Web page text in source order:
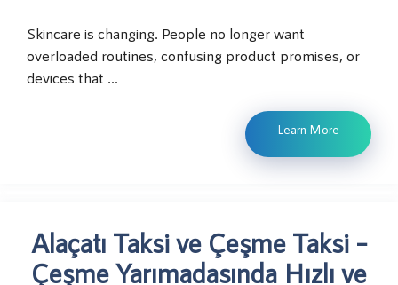
Skincare is changing. People no longer want
overloaded routines, confusing product promises, or
devices that …
Learn More
Alaçatı Taksi ve Çeşme Taksi –
Çeşme Yarımadasında Hızlı ve